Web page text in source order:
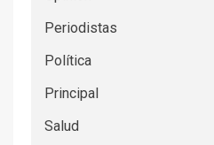
Periodistas
Política
Principal
Salud